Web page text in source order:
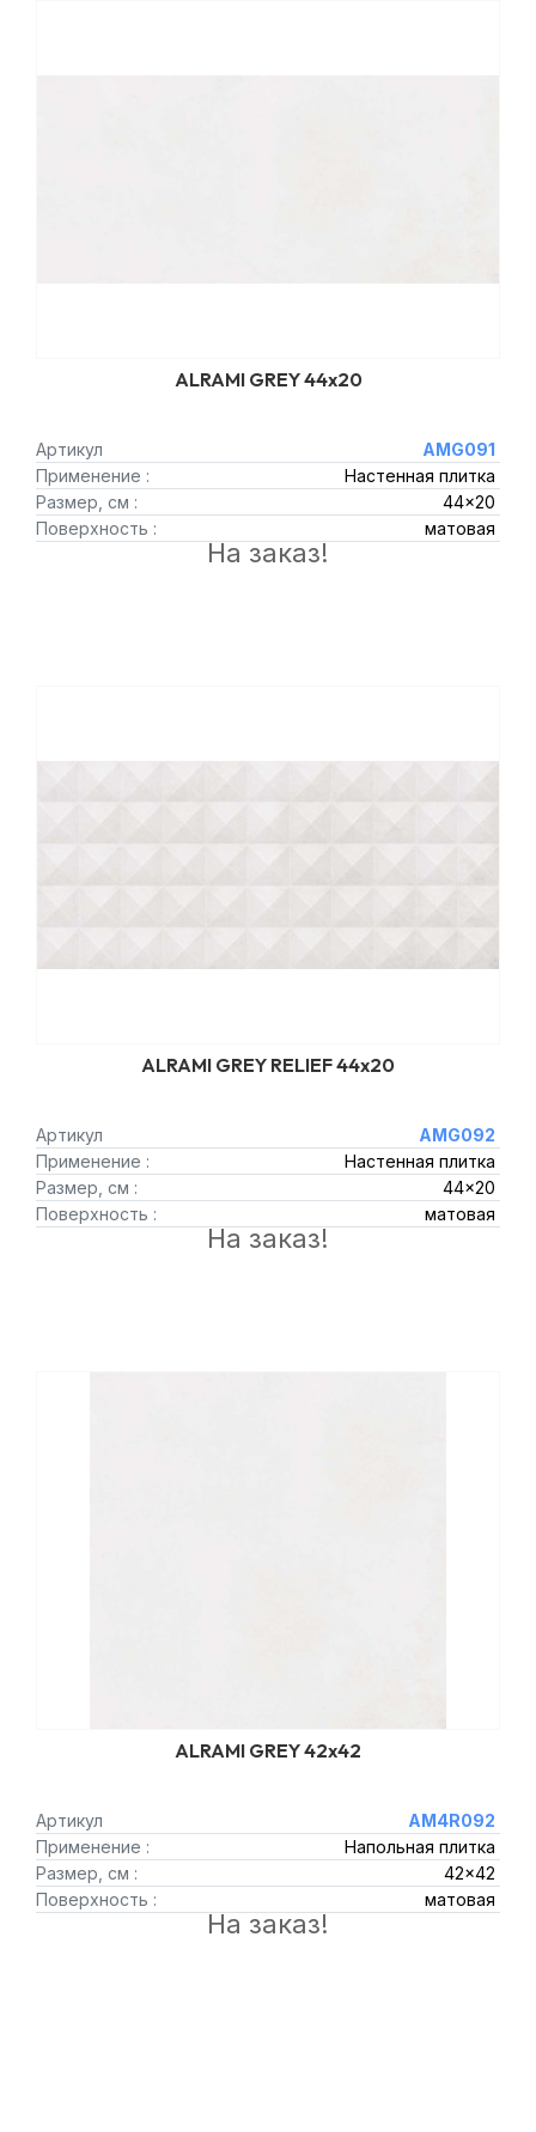
ALRAMI GREY 44x20
Артикул
AMG091
Применение :
Настенная плитка
Размер, см :
44x20
Поверхность :
матовая
На заказ!
ALRAMI GREY RELIEF 44x20
Артикул
AMG092
Применение :
Настенная плитка
Размер, см :
44x20
Поверхность :
матовая
На заказ!
ALRAMI GREY 42x42
Артикул
AM4R092
Применение :
Напольная плитка
Размер, см :
42x42
Поверхность :
матовая
На заказ!